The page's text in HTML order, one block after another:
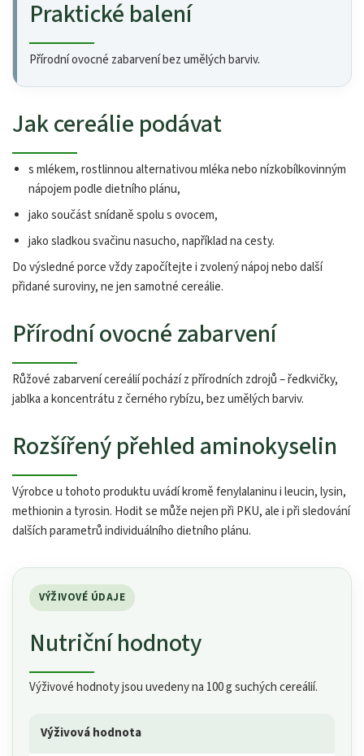
Praktické balení
Přírodní ovocné zabarvení bez umělých barviv.
Jak cereálie podávat
s mlékem, rostlinnou alternativou mléka nebo nízkobílkovinným
nápojem podle dietního plánu,
jako součást snídaně spolu s ovocem,
jako sladkou svačinu nasucho, například na cesty.
Do výsledné porce vždy započítejte i zvolený nápoj nebo další
přidané suroviny, ne jen samotné cereálie.
Přírodní ovocné zabarvení
Růžové zabarvení cereálií pochází z přírodních zdrojů – ředkvičky,
jablka a koncentrátu z černého rybízu, bez umělých barviv.
Rozšířený přehled aminokyselin
Výrobce u tohoto produktu uvádí kromě fenylalaninu i leucin, lysin,
methionin a tyrosin. Hodit se může nejen při PKU, ale i při sledování
dalších parametrů individuálního dietního plánu.
VÝŽIVOVÉ ÚDAJE
Nutriční hodnoty
Výživové hodnoty jsou uvedeny na 100 g suchých cereálií.
Výživová hodnota